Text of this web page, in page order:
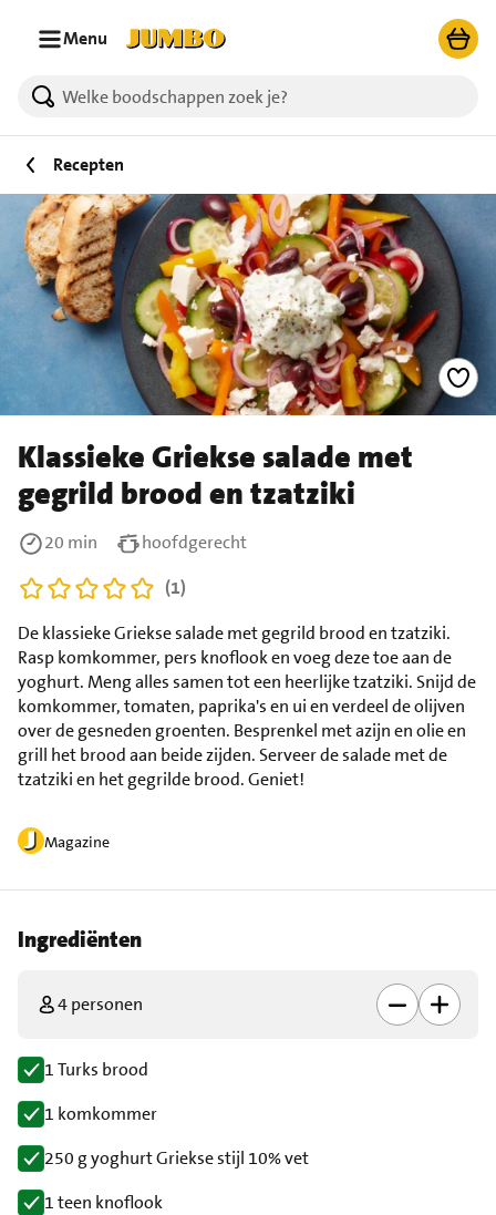
Menu
Recepten
Klassieke Griekse salade met
gegrild brood en tzatziki
Magazine
De klassieke Griekse salade met gegrild brood en tzatziki.
Rasp komkommer, pers knoflook en voeg deze toe aan de
yoghurt. Meng alles samen tot een heerlijke tzatziki. Snijd de
komkommer, tomaten, paprika's en ui en verdeel de olijven
over de gesneden groenten. Besprenkel met azijn en olie en
grill het brood aan beide zijden. Serveer de salade met de
tzatziki en het gegrilde brood. Geniet!
20 min
hoofdgerecht
(1)
Ingrediënten
4 personen
1 Turks brood
1 komkommer
250 g yoghurt Griekse stijl 10% vet
1 teen knoflook